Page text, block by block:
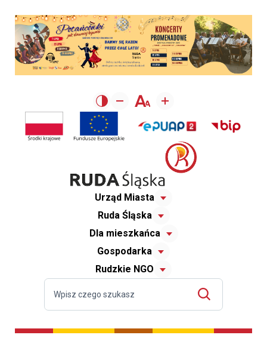
Urząd Miasta
Ruda Śląska
Dla mieszkańca
Gospodarka
Rudzkie NGO